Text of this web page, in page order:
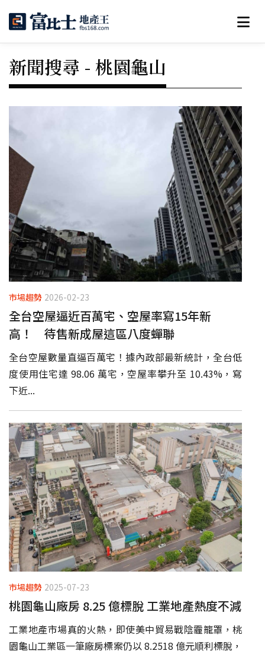
新聞搜尋 - 桃園龜山
市場趨勢 2026-02-23
全台空屋逼近百萬宅、空屋率寫15年新
高！ 待售新成屋這區八度蟬聯
全台空屋數量直逼百萬宅！據內政部最新統計，全台低
度使用住宅達 98.06 萬宅，空屋率攀升至 10.43%，寫
下近...
市場趨勢 2025-07-23
桃園龜山廠房 8.25 億標脫 工業地產熱度不減
工業地產市場真的火熱，即使美中貿易戰陰霾籠罩，桃
園龜山工業區一筆廠房標案仍以 8.2518 億元順利標脫，